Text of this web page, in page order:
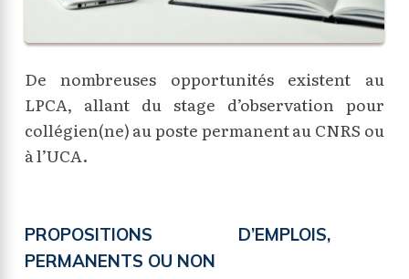
De nombreuses opportunités existent au
LPCA, allant du stage d’observation pour
collégien(ne) au poste permanent au CNRS ou
à l’UCA.
PROPOSITIONS D’EMPLOIS,
PERMANENTS OU NON